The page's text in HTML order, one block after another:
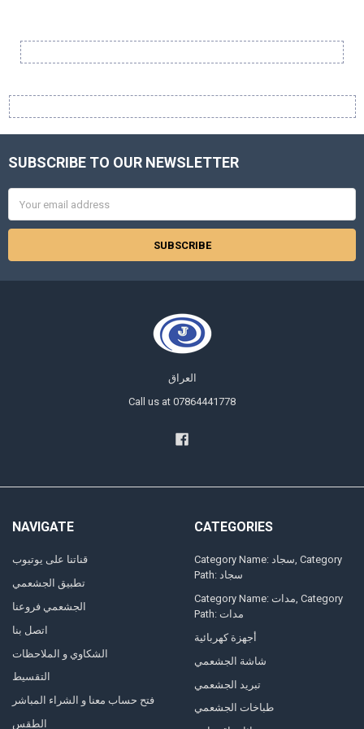
Footer
SUBSCRIBE TO OUR NEWSLETTER
Address
العراق
Call us at 07864441778
NAVIGATE
قناتنا على يوتيوب
تطبيق الجشعمي
الجشعمي فروعنا
اتصل بنا
الشكاوي و الملاحظات
التقسيط
فتح حساب معنا و الشراء المباشر
الطقس
CATEGORIES
Category Name: سجاد, Category
Path: سجاد
Category Name: مدات, Category
Path: مدات
أجهزة كهربائية
شاشة الجشعمي
تبريد الجشعمي
طباخات الجشعمي